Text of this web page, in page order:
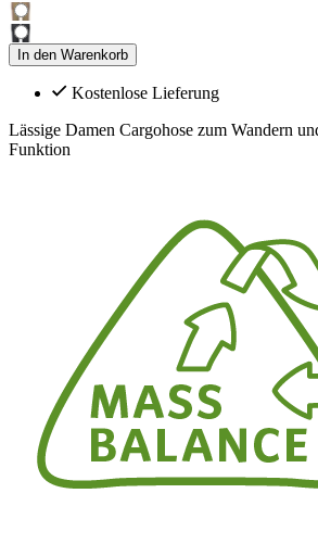
In den Warenkorb
Kostenlose Lieferung
Lässige Damen Cargohose zum Wandern
Funktion